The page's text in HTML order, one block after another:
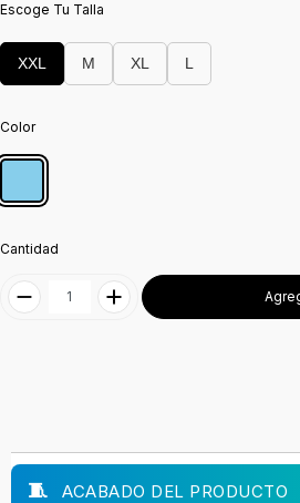
Escoge Tu Talla
XXL M XL L
Color
Cantidad
ACABADO DEL PRODUCTO